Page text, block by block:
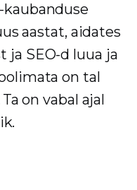
aastat, aidates
ja SEO-d luua ja
on tal
on vabal ajal